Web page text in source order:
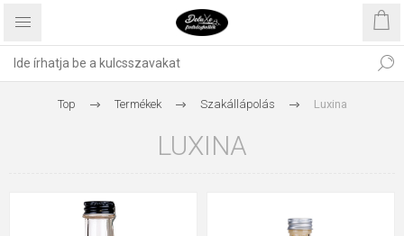
Top Termékek Szakállápolás Luxina
LUXINA